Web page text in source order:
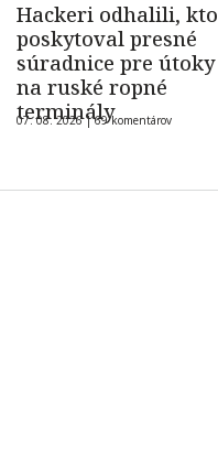
Hackeri odhalili, kto
poskytoval presné
súradnice pre útoky
na ruské ropné
terminály
07. 08. 2026 |69 komentárov